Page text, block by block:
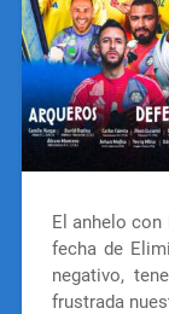
El anhelo
fecha de
negativo,
frustrada